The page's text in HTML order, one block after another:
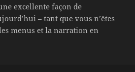
excellente façon de
– tant que vous n’êtes
menus et la narration en